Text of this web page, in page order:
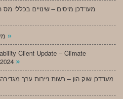
מעו”דכן מיסים – שינויים בכללי
»
Client Update – Climate
»
מעו”דכן שוק הון – רשות ניירות ערך